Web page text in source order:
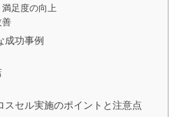
足度の向上
善
成功事例
スセル実施のポイントと注意点